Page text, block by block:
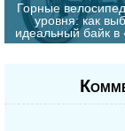
Горные
уровня: как
идеальный байк в